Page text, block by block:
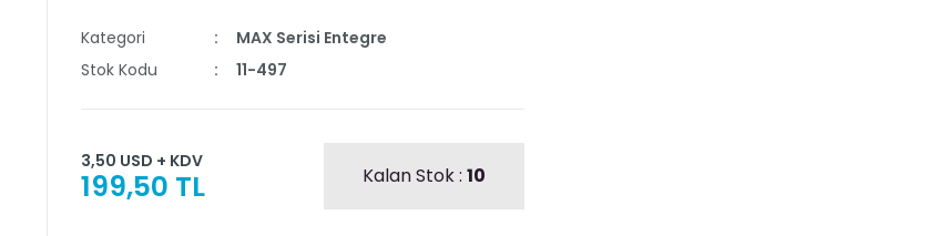
Kategori
MAX Serisi Entegre
Stok Kodu
11-497
3,50 USD + KDV
199,50 TL Kalan Stok : 10